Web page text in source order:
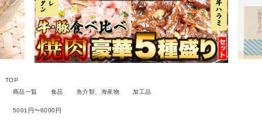
TOP
商品一覧
食品 魚介類、海産物 加工品
5001円〜6000円